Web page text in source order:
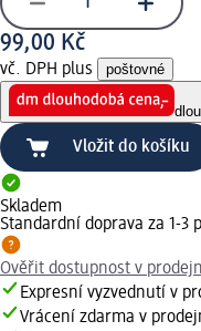
99,00 Kč
vč. DPH plus poštovné
Vložit do košíku
Skladem
Standardní doprava za 1-3
Ověřit dostupnost v
Expresní vyzvednutí v
Vrácení zdarma v